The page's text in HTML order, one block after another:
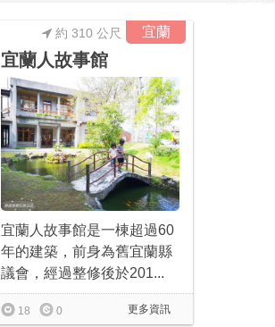
宜蘭
約 310 公尺
宜蘭人故事館
宜蘭人故事館是一棟超過60
年的建築，前身為舊宜蘭縣
議會，經過整修後於201...
更多資訊
18 0